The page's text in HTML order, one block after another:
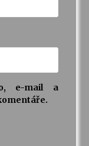
e-mail a